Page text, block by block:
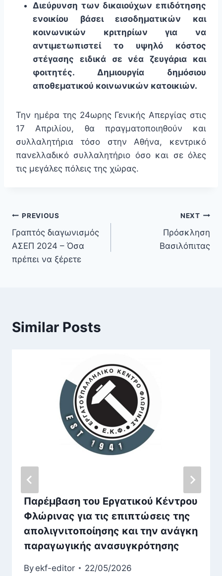
Διεύρυνση των δικαιούχων επιδότησης
ενοικίου βάσει εισοδηματικών και
κοινωνικών κριτηρίων για να
αντιμετωπιστεί το υψηλό κόστος
στέγασης ειδικά σε νέα ζευγάρια και
φοιτητές. Δημιουργία δημόσιου
αποθεματικού κοινωνικών κατοικιών.
Την ημέρα της 24ωρης Γενικής Απεργίας στις
17 Απριλίου, θα πραγματοποιηθούν και
συλλαλητήρια τόσο στην Αθήνα, κεντρικό
πανελλαδικό συλλαλητήριο όσο και σε όλες
τις μεγάλες πόλεις της χώρας.
PREVIOUS
Γραπτός διαγωνισμός
ΑΣΕΠ 2024 – Όσα
πρέπει να ξέρετε
NEXT
Πρόσκληση
Βασιλόπιτας
Similar Posts
Παρέμβαση του Εργατικού Κέντρου
Φλώρινας για τις επιπτώσεις της
απολιγνιτοποίησης και την ανάγκη
παραγωγικής ανασυγκρότησης
By ekf-editor 22/05/2026